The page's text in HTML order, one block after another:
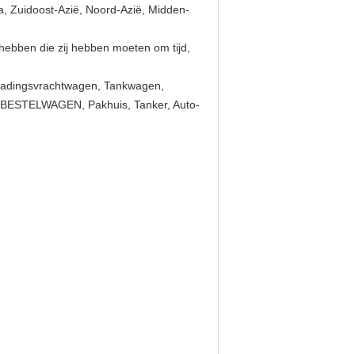
Zuidoost-Azië, Noord-Azië, Midden-
die zij hebben moeten om tijd,
Tankwagen,
Pakhuis, Tanker, Auto-